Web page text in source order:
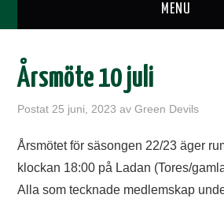
MENU
SUPPORTERKLUBBEN
RESOR
Årsmöte 10 juli
Postat 25 juni, 2023 avGreen Devils
Årsmötet för säsongen 22/23 äger
klockan 18:00 på Ladan (Tores/
Alla som tecknade medlemskap